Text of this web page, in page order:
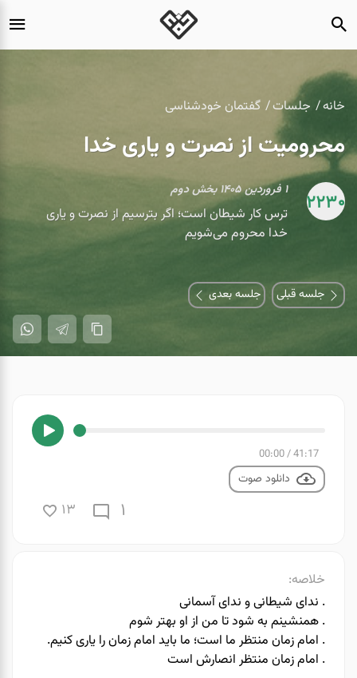
خانه جلسات گفتمان خودشناسی
محرومیت از نصرت و یاری خدا
2230
۱ فروردين ۱۴۰۵ بخش دوم
ترس کار شیطان است؛ اگر بترسیم از نصرت و یاری
خدا محروم می‌شویم
جلسه قبلی جلسه بعدی
خلاصه:
. ️ندای شیطانی و ندای آسمانی
. همنشینم به شود تا من از او بهتر شوم
. ️امام زمان منتظر ما است؛ ما باید امام زمان را یاری کنیم.
. ️امام زمان منتظر انصارش است
41:17
/
00:00
دانلود صوت
1
13